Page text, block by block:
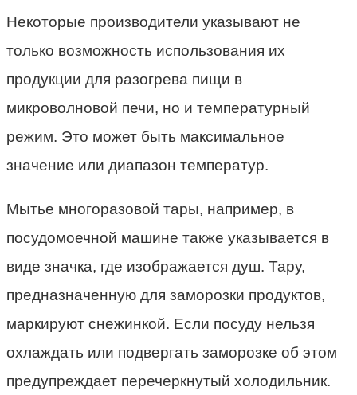
Некоторые производители указывают не
только возможность использования их
продукции для разогрева пищи в
микроволновой печи, но и температурный
режим. Это может быть максимальное
значение или диапазон температур.
Мытье многоразовой тары, например, в
посудомоечной машине также указывается в
виде значка, где изображается душ. Тару,
предназначенную для заморозки продуктов,
маркируют снежинкой. Если посуду нельзя
охлаждать или подвергать заморозке об этом
предупреждает перечеркнутый холодильник.